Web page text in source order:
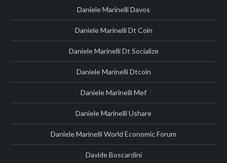
Daniele Marinelli Davos
Daniele Marinelli Dt Coin
Daniele Marinelli Dt Socialize
Daniele Marinelli Dtcoin
Daniele Marinelli Mef
Daniele Marinelli Ushare
Daniele Marinelli World Economic Forum
Davide Boscardini